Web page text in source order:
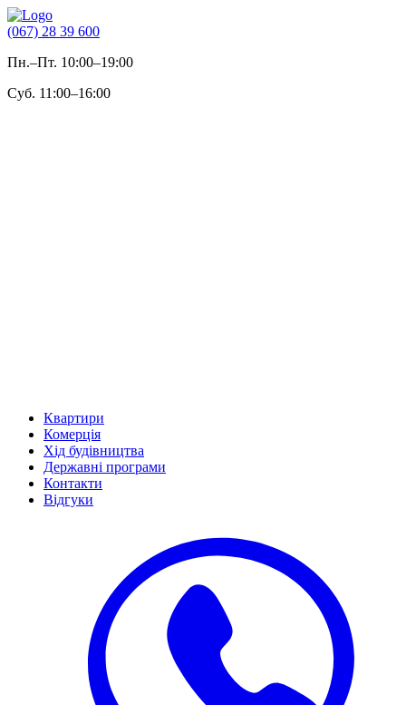
(067) 28 39 600
Пн.–Пт. 10:00–19:00
Суб. 11:00–16:00
Квартири
Комерція
Хід будівництва
Державні програми
Контакти
Відгуки